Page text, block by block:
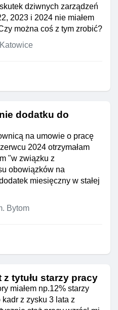
dziwnych zarządzeń
2023 i 2024 nie miałem
można coś z tym zrobić?
dodatku do
na umowie o pracę
2024 otrzymałam
"w związku z
obowiązków na
miesięczny w stałej
Bytom
tytułu starzy pracy
miałem np.12% starzy
kadr z zysku 3 lata z